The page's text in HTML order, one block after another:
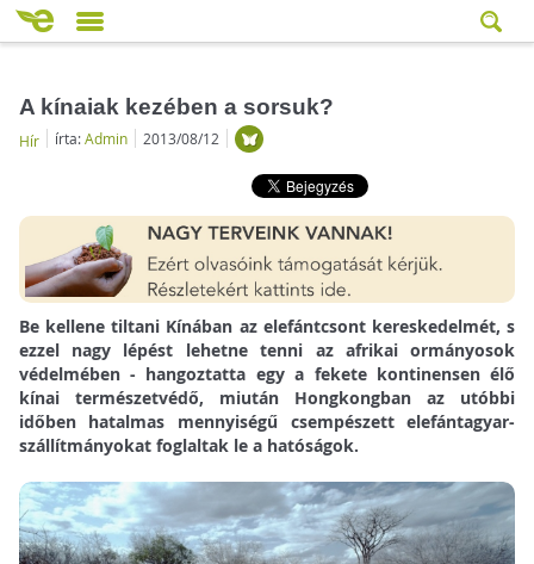
A kínaiak kezében a sorsuk?
Hír írta:Admin 2013/08/12
Be kellene tiltani Kínában az elefántcsont kereskedelmét, s
ezzel nagy lépést lehetne tenni az afrikai ormányosok
védelmében - hangoztatta egy a fekete kontinensen élő
kínai természetvédő, miután Hongkongban az utóbbi
időben hatalmas mennyiségű csempészett elefántagyar-
szállítmányokat foglaltak le a hatóságok.